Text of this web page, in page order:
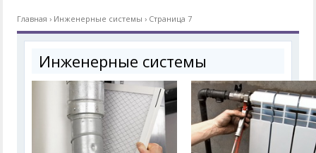
Главная › Инженерные системы › Страница 7
Инженерные системы